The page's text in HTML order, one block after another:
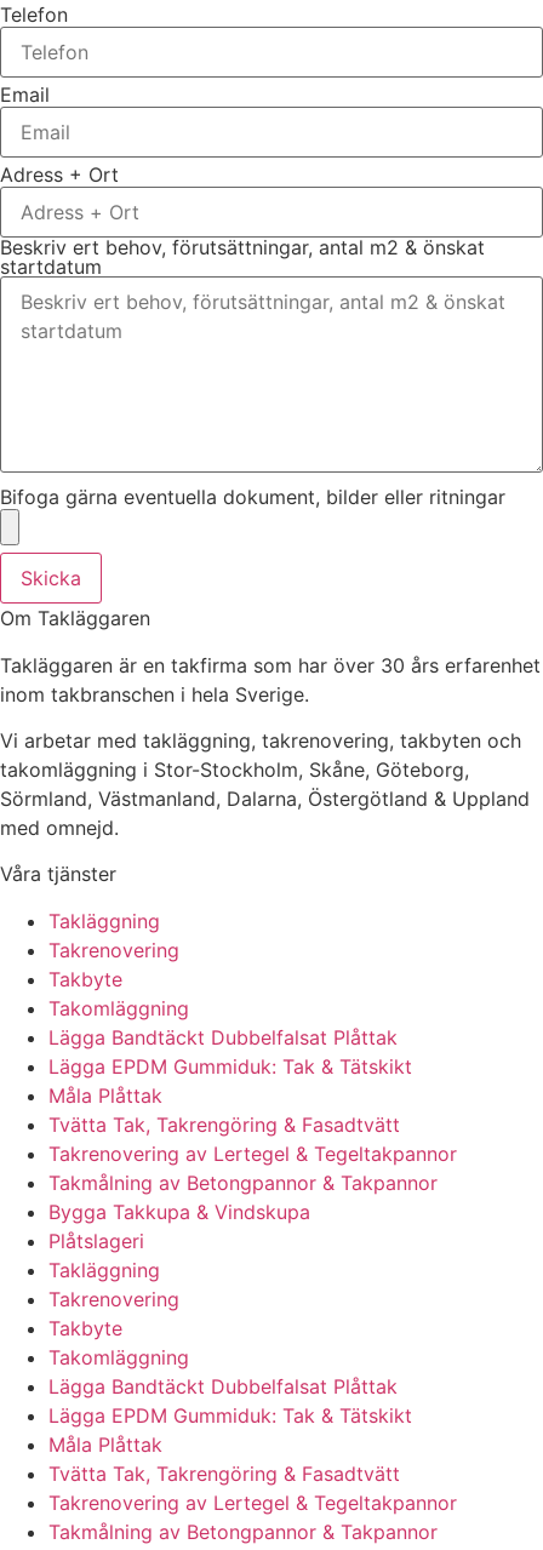
Telefon
Email
Adress + Ort
Beskriv ert behov, förutsättningar, antal m2 & önskat
startdatum
Bifoga gärna eventuella dokument, bilder eller ritningar
Skicka
Om Takläggaren
Takläggaren är en takfirma som har över 30 års erfarenhet
inom takbranschen i hela Sverige.
Vi arbetar med takläggning, takrenovering, takbyten och
takomläggning i Stor-Stockholm, Skåne, Göteborg,
Sörmland, Västmanland, Dalarna, Östergötland & Uppland
med omnejd.
Våra tjänster
Takläggning
Takrenovering
Takbyte
Takomläggning
Lägga Bandtäckt Dubbelfalsat Plåttak
Lägga EPDM Gummiduk: Tak & Tätskikt
Måla Plåttak
Tvätta Tak, Takrengöring & Fasadtvätt
Takrenovering av Lertegel & Tegeltakpannor
Takmålning av Betongpannor & Takpannor
Bygga Takkupa & Vindskupa
Plåtslageri
Takläggning
Takrenovering
Takbyte
Takomläggning
Lägga Bandtäckt Dubbelfalsat Plåttak
Lägga EPDM Gummiduk: Tak & Tätskikt
Måla Plåttak
Tvätta Tak, Takrengöring & Fasadtvätt
Takrenovering av Lertegel & Tegeltakpannor
Takmålning av Betongpannor & Takpannor